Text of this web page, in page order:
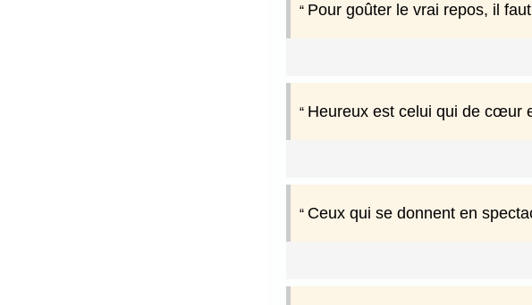
Pour goûter le vrai repos, il
Heureux est celui qui de cœur
Ceux qui se donnent en